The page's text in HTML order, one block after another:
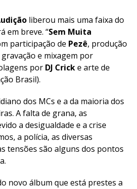
liberou mais uma faixa do
em breve. “Sem Muita
participação de Pezê, produção
gravação e mixagem por
por DJ Cricke arte de
Brasil).
dos MCs e a da maioria dos
A falta de grana, as
a desigualdade e a crise
a polícia, as diversas
tensões são alguns dos pontos
novo álbum que está prestes a